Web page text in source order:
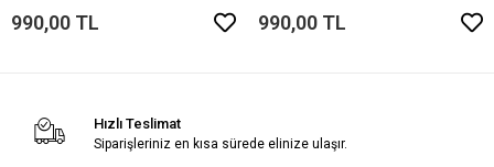
990,00 TL 990,00 TL
Hızlı Teslimat
Siparişleriniz en kısa sürede elinize ulaşır.